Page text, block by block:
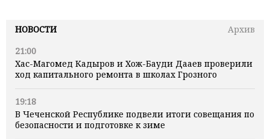
НОВОСТИ
Архив
21:00
Хас-Магомед Кадыров и Хож-Бауди Дааев проверили
ход капитального ремонта в школах Грозного
19:18
В Чеченской Республике подвели итоги совещания по
безопасности и подготовке к зиме